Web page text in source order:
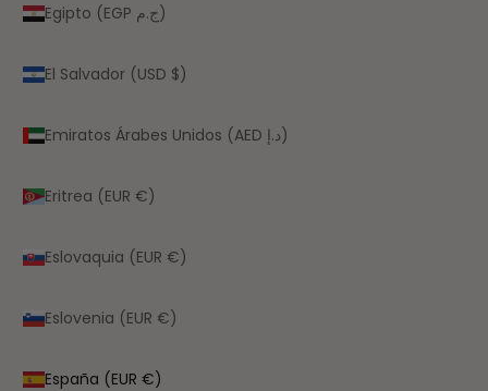
Egipto (EGP ج.م)
El Salvador (USD $)
Emiratos Árabes Unidos (AED د.إ)
Eritrea (EUR €)
Eslovaquia (EUR €)
Eslovenia (EUR €)
España (EUR €)